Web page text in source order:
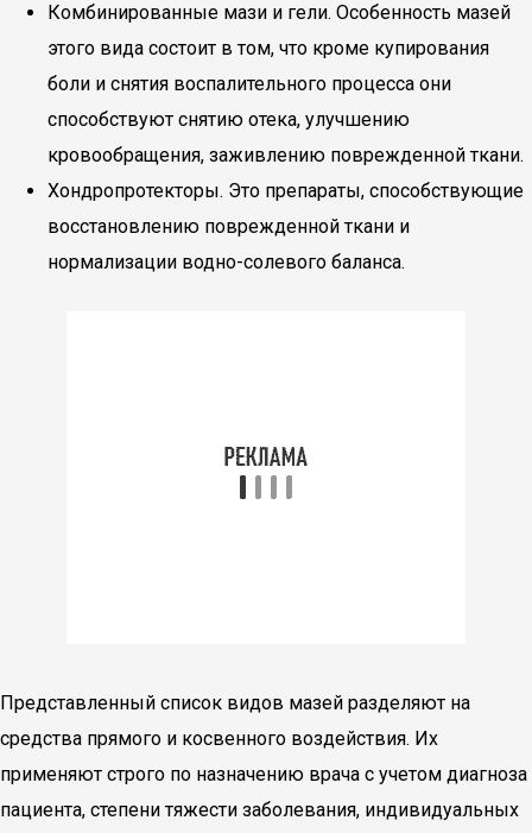
Комбинированные мази и гели. Особенность мазей
этого вида состоит в том, что кроме купирования
боли и снятия воспалительного процесса они
способствуют снятию отека, улучшению
кровообращения, заживлению поврежденной ткани.
Хондропротекторы. Это препараты, способствующие
восстановлению поврежденной ткани и
нормализации водно-солевого баланса.
Представленный список видов мазей разделяют на
средства прямого и косвенного воздействия. Их
применяют строго по назначению врача с учетом диагноза
пациента, степени тяжести заболевания, индивидуальных